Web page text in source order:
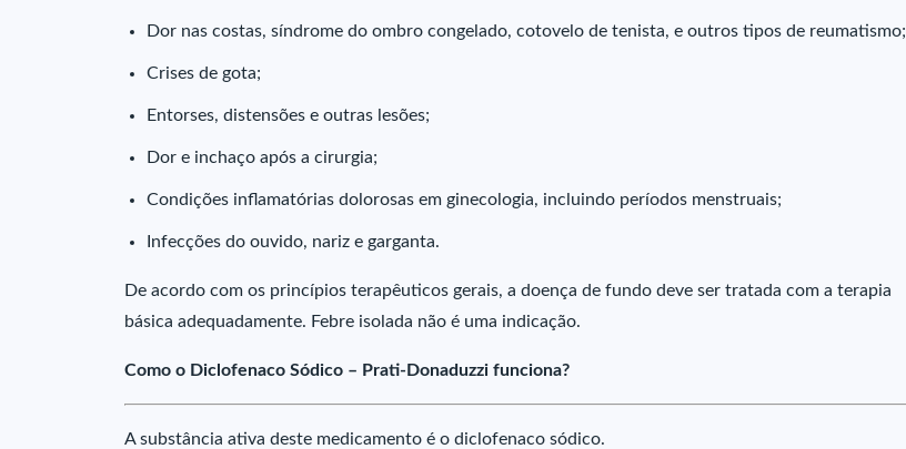
Dor nas costas, síndrome do ombro congelado, cotovelo de tenista, e outros tipos de reumatismo;
Crises de gota;
Entorses, distensões e outras lesões;
Dor e inchaço após a cirurgia;
Condições inflamatórias dolorosas em ginecologia, incluindo períodos menstruais;
Infecções do ouvido, nariz e garganta.
De acordo com os princípios terapêuticos gerais, a doença de fundo deve ser tratada com a terapia
básica adequadamente. Febre isolada não é uma indicação.
Como o Diclofenaco Sódico – Prati-Donaduzzi funciona?
A substância ativa deste medicamento é o diclofenaco sódico.